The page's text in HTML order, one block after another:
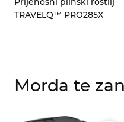
TRAVELQ™ PRO285X
Morda te